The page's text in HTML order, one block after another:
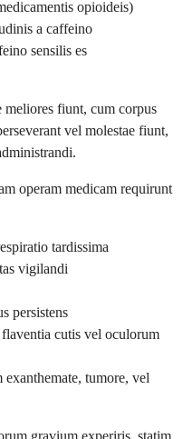
opioideis)
a caffeino
sensilis es
meliores fiunt, cum corpus
vel molestae fiunt,
operam medicam requirunt
tardissima
vigilandi
persistens
cutis vel oculorum
exanthemate, tumore, vel
gravium experiris, statim